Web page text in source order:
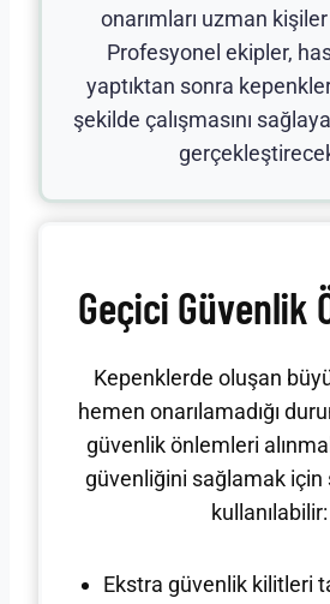
onarımları uzman kişiler
Profesyonel ekipler,
yaptıktan sonra
şekilde çalışmasını
Geçici Güvenlik
Kepenklerde oluşan
hemen onarılamadığı
güvenlik önlemleri
güvenliğini sağlamak
kullanılabilir:
Ekstra güvenlik kilitleri